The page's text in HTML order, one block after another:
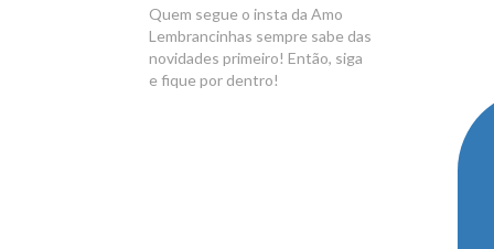
Quem segue o insta da Amo
Lembrancinhas sempre sabe das
novidades primeiro! Então, siga
e fique por dentro!